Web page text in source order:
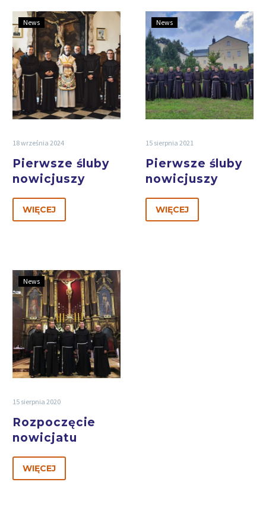
News
18 września 2024
Pierwsze śluby
nowicjuszy
WIĘCEJ
News
15 sierpnia 2021
Pierwsze śluby
nowicjuszy
WIĘCEJ
News
15 sierpnia 2020
Rozpoczęcie
nowicjatu
WIĘCEJ